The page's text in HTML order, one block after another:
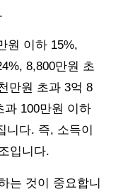
원 이하 15%,
8,800만원 초
만원 초과 3억 8
과 100만원 이하
니다. 즉, 소득이
입니다.
는 것이 중요합니